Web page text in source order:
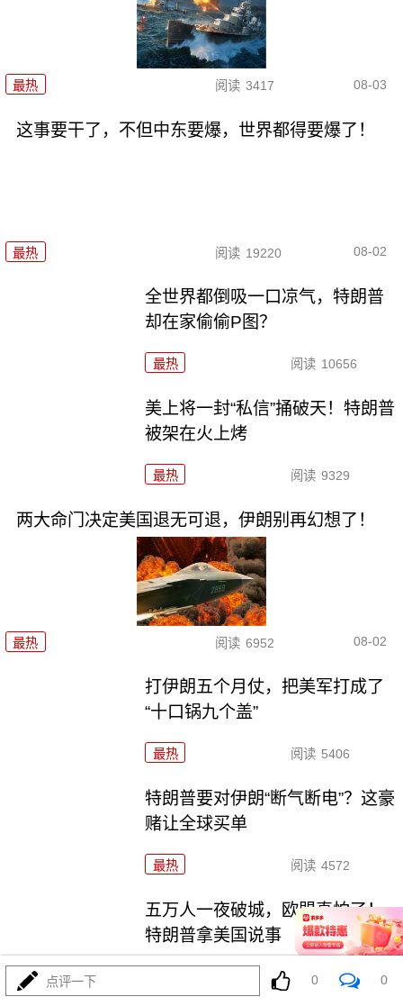
最热 阅读 3417 08-03
这事要干了，不但中东要爆，世界都得要爆了！
最热 阅读 19220 08-02
全世界都倒吸一口凉气，特朗普
却在家偷偷P图？
最热 阅读 10656
美上将一封“私信”捅破天！特朗普
被架在火上烤
最热 阅读 9329
两大命门决定美国退无可退，伊朗别再幻想了！
最热 阅读 6952 08-02
打伊朗五个月仗，把美军打成了
“十口锅九个盖”
最热 阅读 5406
特朗普要对伊朗“断气断电”？这豪
赌让全球买单
最热 阅读 4572
五万人一夜破城，欧盟真怕了！
特朗普拿美国说事
阅读 14983
点评一下 0 0